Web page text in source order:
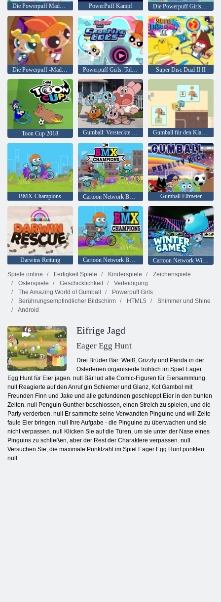
Die Powerpuff Mädchen: Panik in Townsville PowerPuff Kampf Die Powerpuff Girls: Morning Mix Up
Die Powerpuff -Mädchen Hypno Glückseligkeit Powerpuff Girls: Tollkühne Bots Super Disc Dual II II
Toon Cup 2018 Gumball: Versteckte Sterne Gumball für den Klassenpräsidenten
BMX-Champions Cartoon Network BMX Champions Beta Gumball Elfmeter
Darwins Rettung Cartoon Network BMX-Champions
Cartoon Network Winterspiele
Spiele online
Fertigkeit Spiele Kinderspiele
Zeichenspiele
Osterspiele
Geschicklichkeit
Verteidigung
The Amazing World of Gumball
Powerpuff Girls
Berührungsempfindlicher Bildschirm
HTML5
Shimmer und Shine
Android
Eifrige Jagd
Eager Egg Hunt
Drei Brüder Bär: Weiß, Grizzly und Panda in der
Osterferien organisierte fröhlich im Spiel Eager
Egg Hunt für Eier jagen. null Bär lud alle Comic-Figuren für Eiersammlung.
null Reagierte auf den Anruf gin Schiemer und Glanz, Kot Gambol mit
Freunden Finn und Jake und alle gefundenen geschleppt Eier in den bunten
Zelten. null Penguin Gunther beschlossen, einen Streich zu spielen, und die
Party verderben. null Er sammelte seine Verwandten Pinguine und will Zelte
faule Eier bringen. null Ihre Aufgabe - die Pinguine zu überwachen und sie
nicht verpassen. null Klicken Sie auf die Türen, um sie unter der Nase eines
Pinguins zu schließen, aber der Rest der Charaktere verpassen. null
Versuchen Sie, die maximale Punktzahl im Spiel Eager Egg Hunt punkten.
null